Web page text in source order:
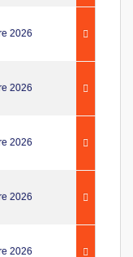
2026
2026
2026
2026
2026